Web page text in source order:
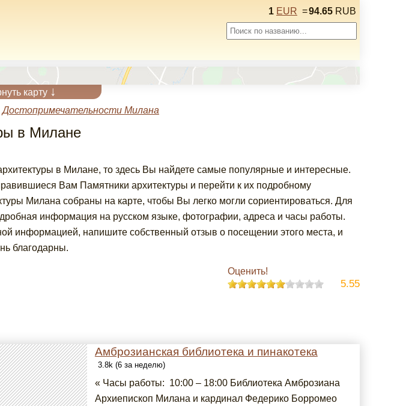
1 EUR =94.65 RUB
карту ↓
Достопримечательности Милана
в Милане
в Милане, то здесь Вы найдете самые популярные и интересные.
Вам Памятники архитектуры и перейти к их подробному
Милана собраны на карте, чтобы Вы легко могли сориентироваться. Для
информация на русском языке, фотографии, адреса и часы работы.
информацией, напишите собственный отзыв о посещении этого места, и
благодарны.
Оценить!
5.55
Амброзианская библиотека и пинакотека
3.8k (6 за неделю)
« Часы работы: 10:00 – 18:00 Библиотека Амброзиана
Архиепископ Милана и кардинал Федерико Борромео